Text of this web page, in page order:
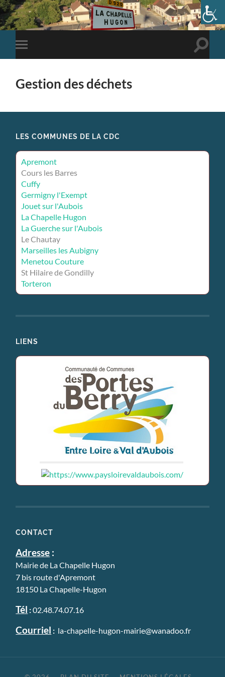
Toggle
mobile
Toggle
Gestion des déchets
LES COMMUNES DE LA CDC
Apremont
Cours les Barres
Cuffy
Germigny l'Exempt
Jouet sur l'Aubois
La Chapelle Hugon
La Guerche sur l'Aubois
Le Chautay
Marseilles les Aubigny
Menetou Couture
St Hilaire de Gondilly
Torteron
LIENS
CONTACT
Adresse :
Mairie de La Chapelle Hugon
7 bis route d'Apremont
18150 La Chapelle-Hugon
Tél :02.48.74.07.16
Courriel : la-chapelle-hugon-mairie@wanadoo.fr